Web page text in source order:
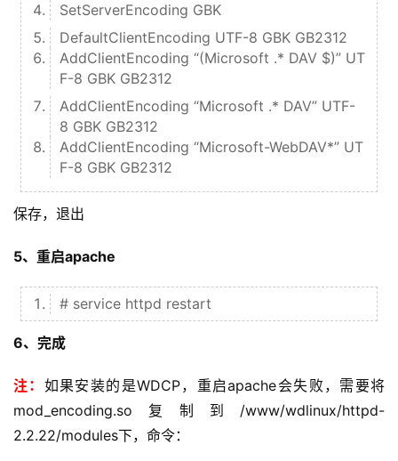
SetServerEncoding GBK
DefaultClientEncoding UTF-8 GBK GB2312
AddClientEncoding “(Microsoft .* DAV $)” UT
F-8 GBK GB2312
AddClientEncoding “Microsoft .* DAV” UTF-
8 GBK GB2312
AddClientEncoding “Microsoft-WebDAV*” UT
F-8 GBK GB2312
保存，退出
5、重启apache
# service httpd restart
6、完成
注： 如果安装的是WDCP，重启apache会失败，需要将
mod_encoding.so复制到/www/wdlinux/httpd-
2.2.22/modules下，命令：